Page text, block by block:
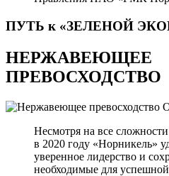
ПУТЬ к «ЗЕЛЕНОЙ
НЕРЖАВЕЮЩЕЕ
ПРЕВОСХОДСТВО
Несмотря на все
в 2020 году «Норникель»
уверенное лидерство и
необходимые для